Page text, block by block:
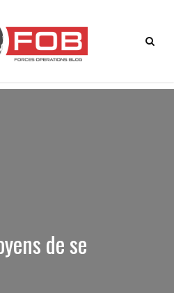
de se